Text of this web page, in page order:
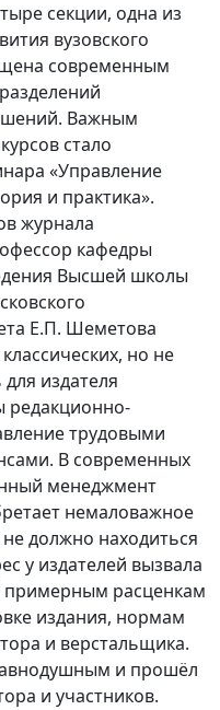
секции, одна из
вузовского
современным
Важным
стало
«Управление
и практика».
журнала
кафедры
Высшей школы
Е.П. Шеметова
но не
издателя
редакционно-
трудовыми
В современных
менеджмент
немаловажное
должно находиться
у издателей вызвала
расценкам
издания, нормам
и верстальщика.
и прошёл
и участников.